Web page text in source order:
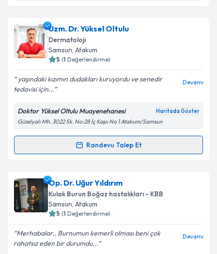
Op. Dr. Davut Tepeiçin randevu takvimi talebi
oluşturun. Size bu uzmandan randevu almanız için bir
takvim hazırlandığında e-posta ile bilgilendireceğiz.
Kişisel verilerimin işlenmesine ilişkin
Aydınlatma
Metni'ni okudum ve kişisel verilerimin belirtilen
kapsamda işlenmesini kabul ediyorum.
Uzm. Dr. Yüksel Oltulu
Dermatoloji
Samsun, Atakum
5 (1 Değerlendirme)
yaşındaki kızımın dudakları kuruyordu ve senedir
tedavisi için...
Devamı
Doktor Yüksel Oltulu Muayenehanesi Haritada Göster
Güzelyalı Mh. 3022 Sk. No:28 İç Kapı No 1 Atakum/Samsun
Randevu Talep Et
Randevu Takvimi Talebi
Uzm. Dr. Yüksel Oltuluiçin randevu takvimi talebi
oluşturun. Size bu uzmandan randevu almanız için bir
takvim hazırlandığında e-posta ile bilgilendireceğiz.
Op. Dr. Uğur Yıldırım
Kulak Burun Boğaz hastalıkları - KBB
Samsun, Atakum
5 (1 Değerlendirme)
Merhabalar.. Burnumun kemerli olması beni çok
rahatsız eden bir durumdu...
Devamı